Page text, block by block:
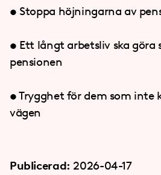
• Stoppa höjningarna av
• Ett långt arbetsliv ska göra
pensionen
• Trygghet för dem som inte
vägen
Publicerad: 2026-04-17